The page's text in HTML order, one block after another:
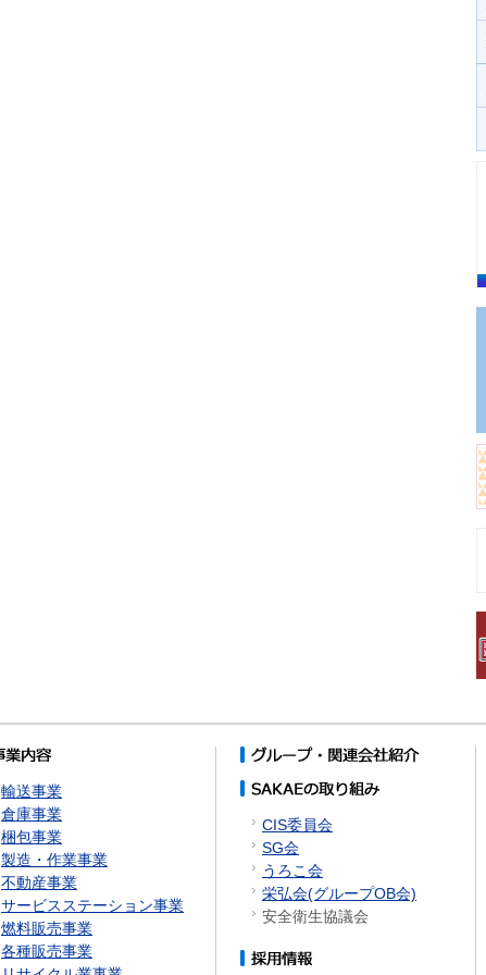
輸送事業
倉庫事業
梱包事業
製造・作業事業
不動産事業
サービスステーション事業
燃料販売事業
各種販売事業
CIS委員会
SG会
うろこ会
栄弘会(グループOB会)
安全衛生協議会